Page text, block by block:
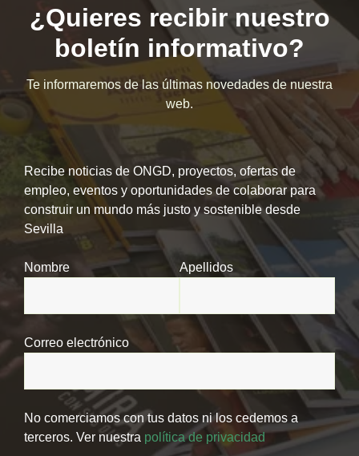
¿Quieres recibir nuestro
boletín informativo?
Te informaremos de las últimas novedades de nuestra
web.
Recibe noticias de ONGD, proyectos, ofertas de
empleo, eventos y oportunidades de colaborar para
construir un mundo más justo y sostenible desde
Sevilla
Nombre Apellidos
Correo electrónico
No comerciamos con tus datos ni los cedemos a
terceros. Ver nuestra política de privacidad